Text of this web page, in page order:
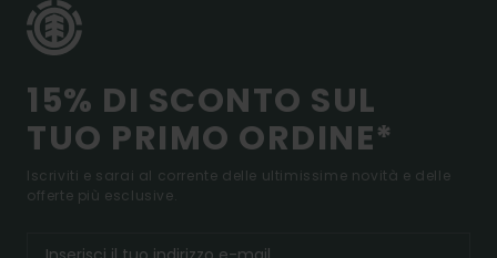
15% DI SCONTO SUL
TUO PRIMO ORDINE*
Iscriviti e sarai al corrente delle ultimissime novità e delle
offerte più esclusive.